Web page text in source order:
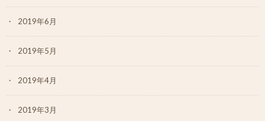
2019年6月
2019年5月
2019年4月
2019年3月